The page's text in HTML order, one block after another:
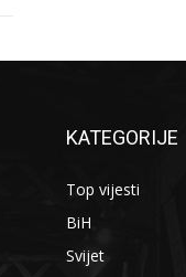
KATEGORIJE
Top vijesti
BiH
Svijet